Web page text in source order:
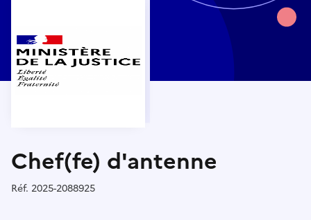
Chef(fe) d'antenne
Réf. Référence :
2025-2088925